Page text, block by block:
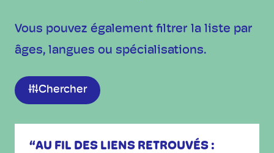
Vous pouvez également filtrer la liste par
âges, langues ou spécialisations.
Chercher
“AU FIL DES LIENS RETROUVÉS :